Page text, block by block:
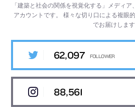
「建築と社会の関係を視覚化する」メディ
アカウントです。様々な切り口による複眼
でお届けします
62,097
88,561